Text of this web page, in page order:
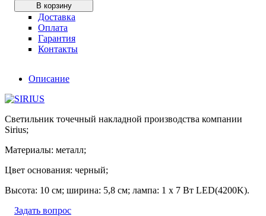
В корзину
Доставка
Оплата
Гарантия
Контакты
Описание
Светильник точечный накладной производства компании
Sirius;
Материалы: металл;
Цвет основания: черный;
Высота: 10 см; ширина: 5,8 см; лампа: 1 x 7 Вт LED(4200K).
Задать вопрос